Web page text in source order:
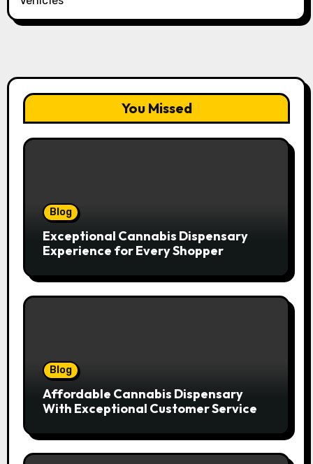
You Missed
Blog
Exceptional Cannabis Dispensary
Experience for Every Shopper
Blog
Affordable Cannabis Dispensary
With Exceptional Customer Service